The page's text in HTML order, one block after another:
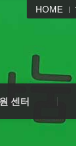
HOME
센터